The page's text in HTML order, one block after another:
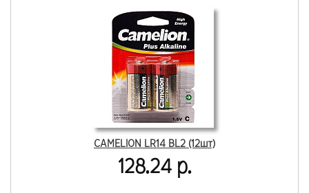
CAMELION LR14 BL2 (12шт)
128.24 р.